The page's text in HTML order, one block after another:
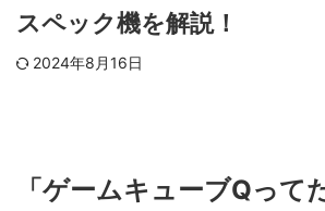
スペック機を解説！
2024年8月16日
「ゲームキューブQって